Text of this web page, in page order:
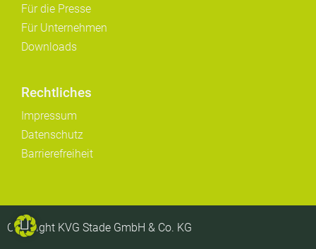
Für die Presse
Für Unternehmen
Downloads
Rechtliches
Impressum
Datenschutz
Barrierefreiheit
Copyright KVG Stade GmbH & Co. KG